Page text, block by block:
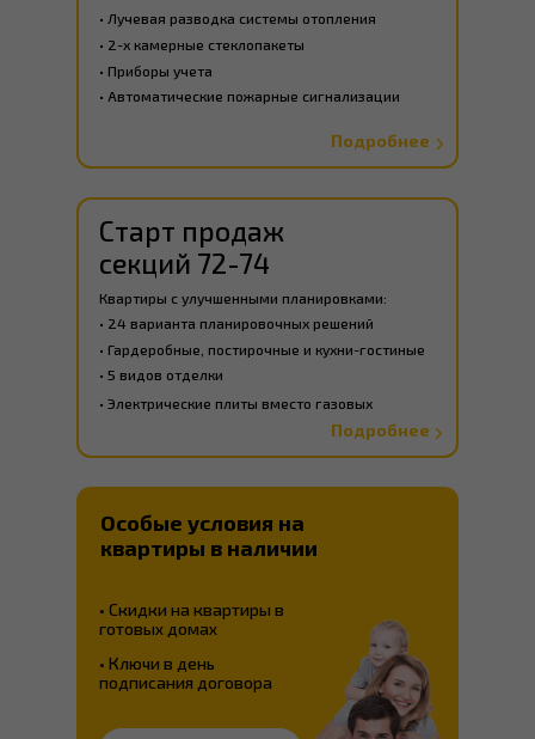
ПОДРОБНЕЕ ОБ АКЦИИ
ПОДОБРАТЬ КВАРТИРУ
Старт продаж
секций 72-74
Квартиры с улучшенными планировками:
• 24 варианта планировочных решений
• Гардеробные, постирочные и кухни-гостиные
• 5 видов отделки
• Электрические плиты вместо газовых
Подробнее
Особые условия на
квартиры в наличии
• Скидки на квартиры в
готовых домах
• Ключи в день
подписания договора
• Лучевая разводка системы отопления
• 2-х камерные стеклопакеты
• Приборы учета
• Автоматические пожарные сигнализации
Подробнее